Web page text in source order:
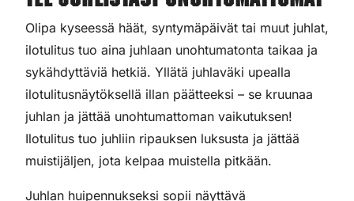
Olipa kyseessä häät, syntymäpäivät tai muut juhlat,
ilotulitus tuo aina juhlaan unohtumatonta taikaa ja
sykähdyttäviä hetkiä. Yllätä juhlaväki upealla
ilotulitusnäytöksellä illan päätteeksi – se kruunaa
juhlan ja jättää unohtumattoman vaikutuksen!
Ilotulitus tuo juhliin ripauksen luksusta ja jättää
muistijäljen, jota kelpaa muistella pitkään.
Juhlan huipennukseksi sopii näyttävä